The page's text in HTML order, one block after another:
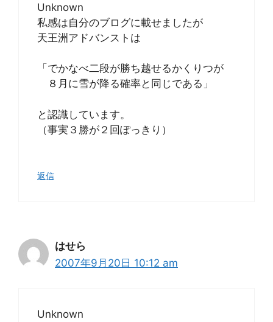
Unknown
私感は自分のブログに載せましたが
天王洲アドバンストは
「でかなべ二段が勝ち越せるかくりつが
８月に雪が降る確率と同じである」
と認識しています。
（事実３勝が２回ぽっきり）
返信
はせら
2007年9月20日 10:12 am
Unknown